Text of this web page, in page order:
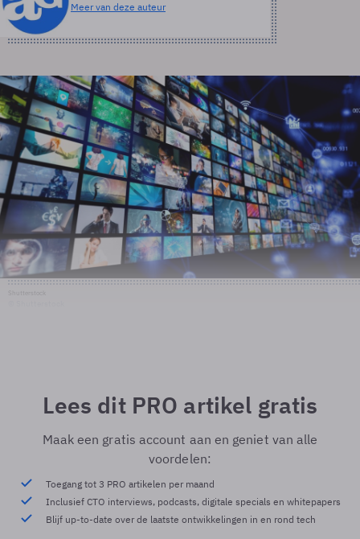
Meer van deze auteur
Lees dit PRO artikel gratis
Maak een gratis account aan en geniet van alle
voordelen:
Toegang tot 3 PRO artikelen per maand
Inclusief CTO interviews, podcasts, digitale specials en whitepapers
Blijf up-to-date over de laatste ontwikkelingen in en rond tech